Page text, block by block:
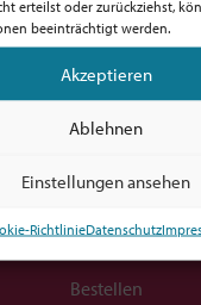
erteilst oder zurückziehst,
beeinträchtigt werden.
Akzeptieren
Ablehnen
Einstellungen ansehen
RichtlinieDatenschutz
du am Ball
dir den fx-
Inspirationen,
rund um
Bestellen